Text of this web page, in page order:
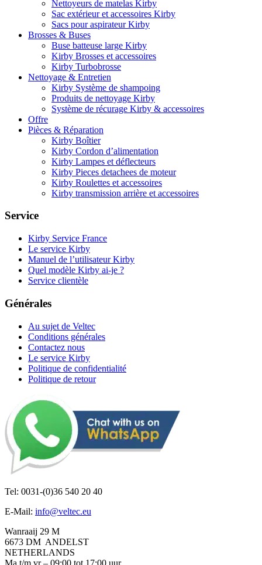
Nettoyeurs de matelas Kirby
Sac extérieur et accessoires Kirby
Sacs pour aspirateur Kirby
Brosses & Buses
Buse batteuse large Kirby
Kirby Brosses et accessoires
Kirby Turbobrosse
Nettoyage & Entretien
Kirby Système de shampoing
Produits de nettoyage Kirby
Système de récurage Kirby & accessoires
Offre
Pièces & Réparation
Kirby Boîtier
Kirby Cordon d’alimentation
Kirby Lampes et déflecteurs
Kirby Pieces detachees de moteur
Kirby Roulettes et accessoires
Kirby transmission arrière et accessoires
Service
Kirby Service France
Le service Kirby
Manuel de l’utilisateur Kirby
Quel modèle Kirby ai-je ?
Service clientèle
Générales
Au sujet de Veltec
Conditions générales
Contactez nous
Le service Kirby
Politique de confidentialité
Politique de retour
Tel: 0031-(0)36 540 20 40
E-Mail: info@veltec.eu
Wanraaij 29 M
6673 DM ANDELST
NETHERLANDS
Ma t/m vr – 09:00 tot 17:00 uur